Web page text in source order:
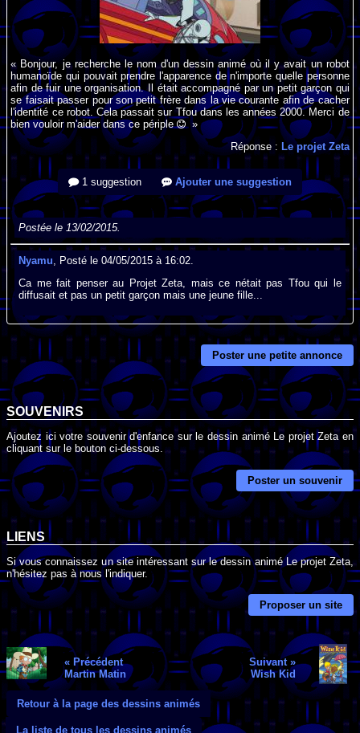
« Bonjour, je recherche le nom d'un dessin animé où il y avait un robot
humanoïde qui pouvait prendre l'apparence de n'importe quelle personne
afin de fuir une organisation. Il était accompagné par un petit garçon qui
se faisait passer pour son petit frère dans la vie courante afin de cacher
l'identité ce robot. Cela passait sur Tfou dans les années 2000. Merci de
bien vouloir m'aider dans ce périple
»
Réponse : Le projet Zeta
1 suggestion Ajouter une suggestion
Postée le 13/02/2015.
Nyamu , Posté le 04/05/2015 à 16:02.
Ca me fait penser au Projet Zeta, mais ce nétait pas Tfou qui le
diffusait et pas un petit garçon mais une jeune fille...
Poster une petite annonce
SOUVENIRS
Ajoutez ici votre souvenir d'enfance sur le dessin animé Le projet Zeta en
cliquant sur le bouton ci-dessous.
Poster un souvenir
LIENS
Si vous connaissez un site intéressant sur le dessin animé Le projet Zeta,
n'hésitez pas à nous l'indiquer.
Proposer un site
« Précédent
Martin Matin
Suivant »
Wish Kid
Retour à la page des dessins animés
La liste de tous les dessins animés